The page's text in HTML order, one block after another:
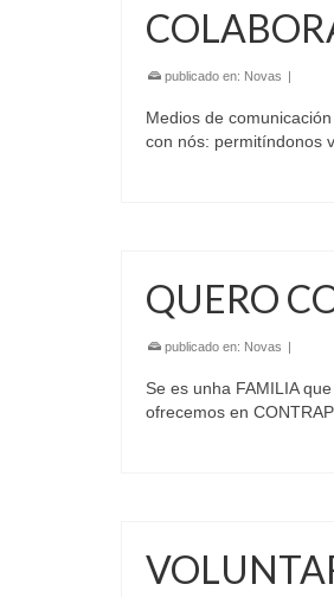
publicado en: Novas |
Medios de
con nós: permitíndonos
QUERO
publicado en: Novas |
Se es unha FAMILIA
ofrecemos en